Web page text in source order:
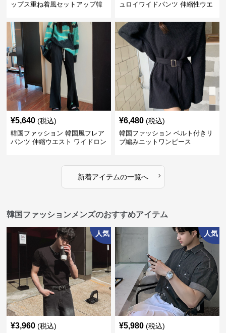
ップス重ね着風セットアップ韓
ュロイワイドパンツ 伸縮性ウエ
¥5,640 (税込)
韓国ファッション 韓国風フレア
パンツ 伸縮ウエスト ワイドロン
¥6,480 (税込)
韓国ファッション ベルト付きリ
ブ編みニットワンピース
新着アイテムの一覧へ ›
韓国ファッションメンズのおすすめアイテム
人気
¥3,960 (税込)
人気
¥5,980 (税込)